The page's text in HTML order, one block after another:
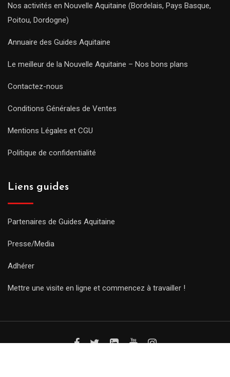
Nos activités en Nouvelle Aquitaine (Bordelais, Pays Basque,
Poitou, Dordogne)
Annuaire des Guides Aquitaine
Le meilleur de la Nouvelle Aquitaine – Nos bons plans
Contactez-nous
Conditions Générales de Ventes
Mentions Légales et CGU
Politique de confidentialité
Liens guides
Partenaires de Guides Aquitaine
Presse/Media
Adhérer
Mettre une visite en ligne et commencez à travailler !